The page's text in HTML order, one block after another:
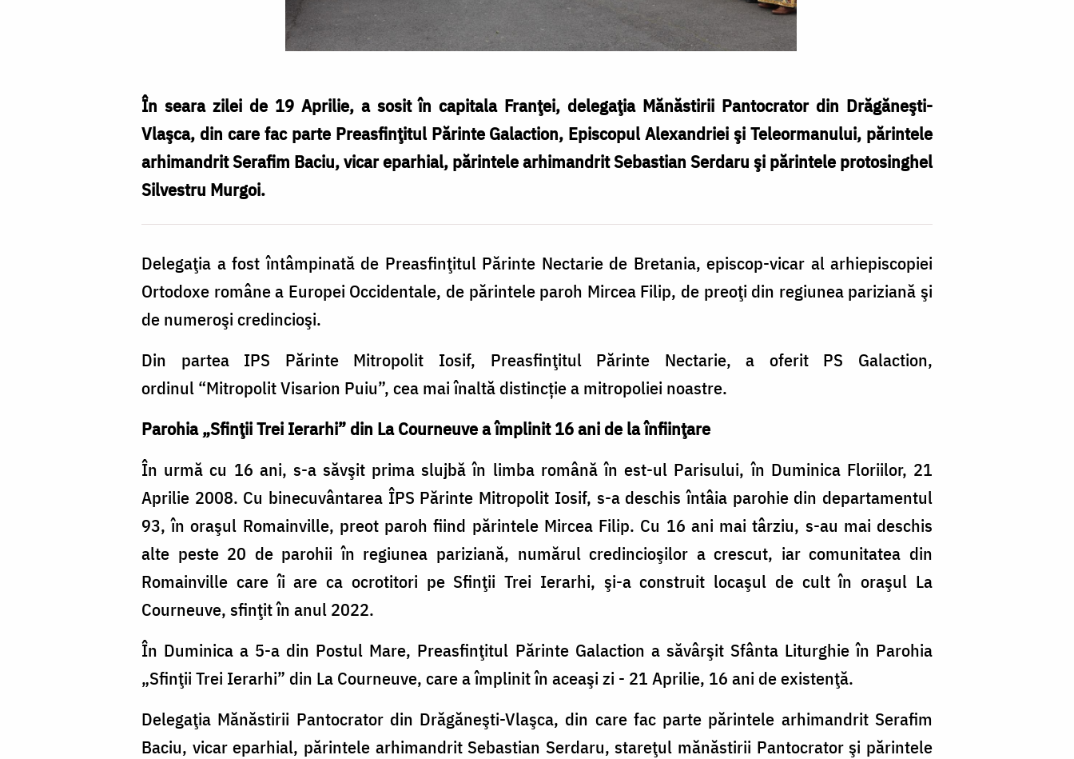
În seara zilei de 19 Aprilie, a sosit în capitala Franţei, delegaţia Mănăstirii Pantocrator din Drăgăneşti-
Vlaşca, din care fac parte Preasfinţitul Părinte Galaction, Episcopul Alexandriei şi Teleormanului, părintele
arhimandrit Serafim Baciu, vicar eparhial, părintele arhimandrit Sebastian Serdaru şi părintele protosinghel
Silvestru Murgoi.
Delegaţia a fost întâmpinată de Preasfinţitul Părinte Nectarie de Bretania, episcop-vicar al arhiepiscopiei
Ortodoxe române a Europei Occidentale, de părintele paroh Mircea Filip, de preoţi din regiunea pariziană şi
de numeroşi credincioşi.
Din partea IPS Părinte Mitropolit Iosif, Preasfinţitul Părinte Nectarie, a oferit PS Galaction,
ordinul “Mitropolit Visarion Puiu”, cea mai înaltă distincție a mitropoliei noastre.
Parohia „Sfinţii Trei Ierarhi” din La Courneuve a împlinit 16 ani de la înfiinţare
În urmă cu 16 ani, s-a săvşit prima slujbă în limba română în est-ul Parisului, în Duminica Floriilor, 21
Aprilie 2008. Cu binecuvântarea ÎPS Părinte Mitropolit Iosif, s-a deschis întâia parohie din departamentul
93, în oraşul Romainville, preot paroh fiind părintele Mircea Filip. Cu 16 ani mai târziu, s-au mai deschis
alte peste 20 de parohii în regiunea pariziană, numărul credincioşilor a crescut, iar comunitatea din
Romainville care îi are ca ocrotitori pe Sfinţii Trei Ierarhi, şi-a construit locaşul de cult în oraşul La
Courneuve, sfinţit în anul 2022.
În Duminica a 5-a din Postul Mare, Preasfinţitul Părinte Galaction a săvârşit Sfânta Liturghie în Parohia
„Sfinţii Trei Ierarhi” din La Courneuve, care a împlinit în aceaşi zi - 21 Aprilie, 16 ani de existenţă.
Delegaţia Mănăstirii Pantocrator din Drăgăneşti-Vlaşca, din care fac parte părintele arhimandrit Serafim
Baciu, vicar eparhial, părintele arhimandrit Sebastian Serdaru, stareţul mănăstirii Pantocrator şi părintele